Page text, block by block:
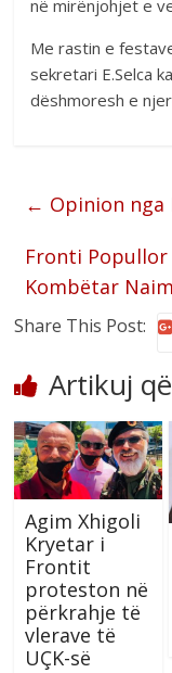
në mirënjohjet e
Me rastin e
sekretari E.Selca
dëshmoresh e
← Opinion nga
Fronti
Kombëtar
Share This Post:
Artikuj
Agim Xhigoli
Kryetar i
Frontit
proteston në
përkrahje të
vlerave të
UÇK-së